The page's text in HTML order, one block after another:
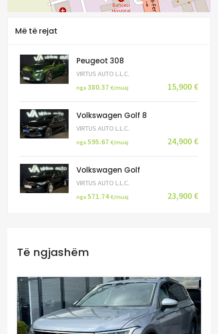
Më të rejat
Peugeot 308
VIRTUS AUTO L.L.C.
nga 380.37 €/muaj 15,900 €
Volkswagen Golf 8
VIRTUS AUTO L.L.C.
nga 595.67 €/muaj 24,900 €
Volkswagen Golf
VIRTUS AUTO L.L.C.
nga 571.74 €/muaj 23,900 €
Të ngjashëm